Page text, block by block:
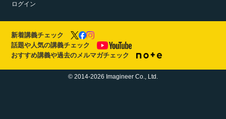
ログイン
新着講義チェック
話題や人気の講義チェック
おすすめ講義や過去のメルマガチェック
© 2014-2026 Imagineer Co., Ltd.